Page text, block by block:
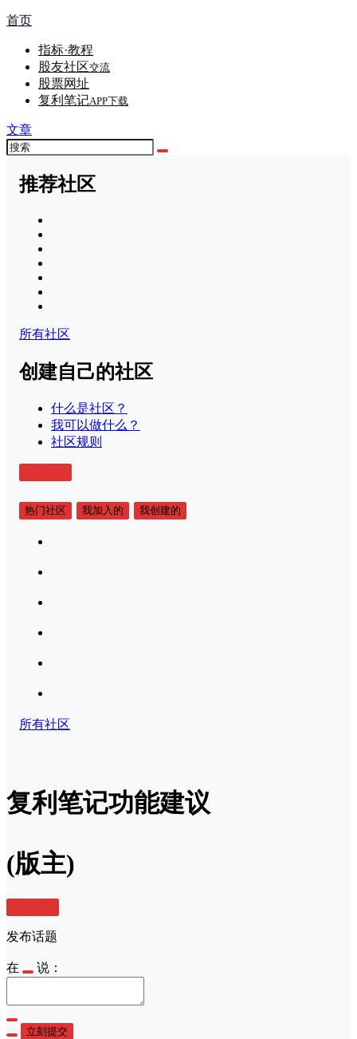
首页
指标·教程
股友社区交流
股票网址
复利笔记APP下载
文章
推荐社区
所有社区
创建自己的社区
什么是社区？
我可以做什么？
社区规则
热门社区 我加入的 我创建的
所有社区
复利笔记功能建议
(版主)
发布话题
在 说：
立刻提交